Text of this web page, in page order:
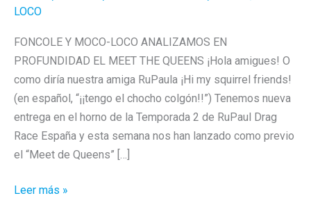
LOCO
FONCOLE Y MOCO-LOCO ANALIZAMOS EN
PROFUNDIDAD EL MEET THE QUEENS ¡Hola amigues! O
como diría nuestra amiga RuPaula ¡Hi my squirrel friends!
(en español, “¡¡tengo el chocho colgón!!”) Tenemos nueva
entrega en el horno de la Temporada 2 de RuPaul Drag
Race España y esta semana nos han lanzado como previo
el “Meet de Queens” […]
Drag
Leer más »